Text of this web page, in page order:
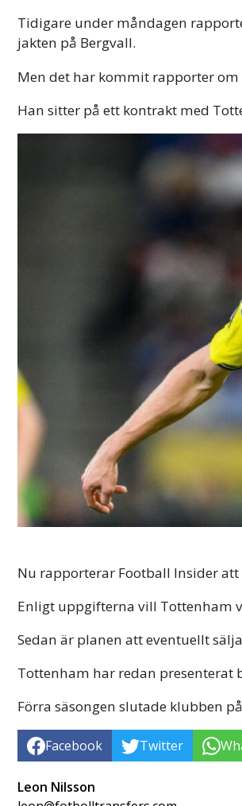
Tidigare under måndagen
jakten på Bergvall.
Men det har kommit rapporter
Han sitter på ett kontrakt med
Nu rapporterar Football Insider
Enligt uppgifterna vill Tottenham
Sedan är planen att eventuellt
Tottenham har redan presenterat
Förra säsongen slutade klubben
Facebook Twitter
Leon Nilsson